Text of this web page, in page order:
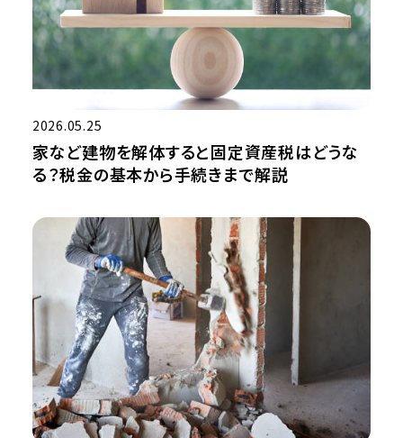
2026.05.25
家など建物を解体すると固定資産税はどうな
る？税金の基本から手続きまで解説